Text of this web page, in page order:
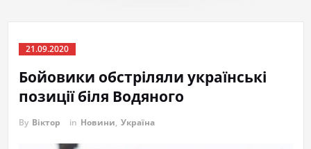
21.09.2020
Бойовики обстріляли українські
позиції біля Водяного
By Віктор in Новини, Україна